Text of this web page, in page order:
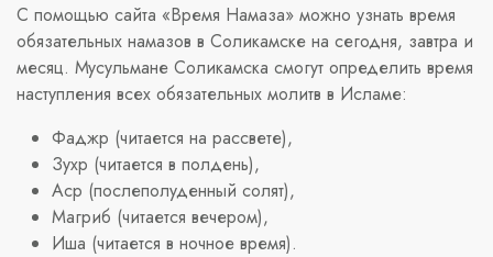
С помощью сайта «Время Намаза» можно узнать время
обязательных намазов в Соликамске на сегодня, завтра и
месяц. Мусульмане Соликамска смогут определить время
наступления всех обязательных молитв в Исламе:
Фаджр (читается на рассвете),
Зухр (читается в полдень),
Аср (послеполуденный солят),
Магриб (читается вечером),
Иша (читается в ночное время).